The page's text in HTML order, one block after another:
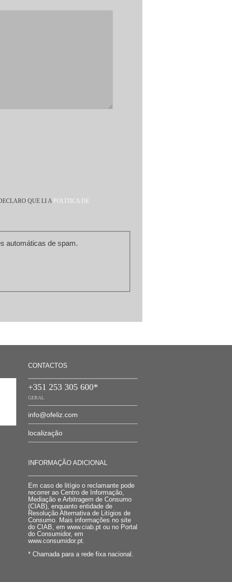
QUE LI A POLÍTICA DE
a fim de prevenir submissões automáticas de spam.
CONTACTOS
+351 253 305 600*
GERAL
info@ofeliz.com
localização
INFORMAÇÃO ADICIONAL
Em caso de litígio o reclamante pode
recorrer ao Centro de Informação,
Mediação e Arbitragem de Consumo
(CIAB), enquanto entidade de
Resolução Alternativa de Litígios de
Consumo. Mais informações no site
do CIAB, em www.ciab.pt ou no Portal
do Consumidor, em
www.consumidor.pt.
* Chamada para a rede fixa nacional.